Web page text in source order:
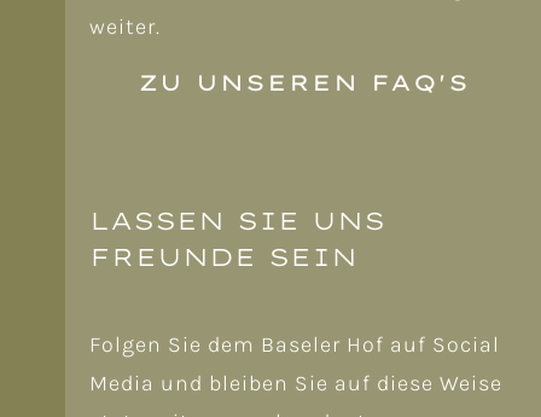
weiter.
ZU UNSEREN FAQ'S
LASSEN SIE UNS
FREUNDE SEIN
Folgen Sie dem Baseler Hof auf Social
Media und bleiben Sie auf diese Weise